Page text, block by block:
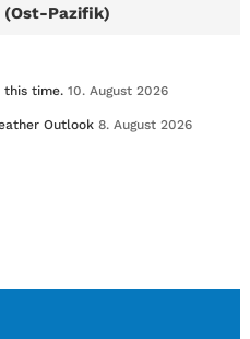
(Ost-Pazifik)
this time. 10. August 2026
Outlook 8. August 2026